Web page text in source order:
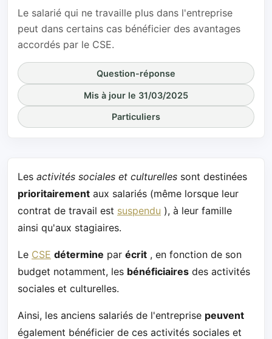
Le salarié qui ne travaille plus dans l'entreprise
peut dans certains cas bénéficier des avantages
accordés par le CSE.
Question-réponse
Mis à jour le 31/03/2025
Particuliers
Les activités sociales et culturelles sont destinées
prioritairement aux salariés (même lorsque leur
contrat de travail est suspendu ), à leur famille
ainsi qu'aux stagiaires.
Le CSE détermine par écrit , en fonction de son
budget notamment, les bénéficiaires des activités
sociales et culturelles.
Ainsi, les anciens salariés de l'entreprise peuvent
également bénéficier de ces activités sociales et